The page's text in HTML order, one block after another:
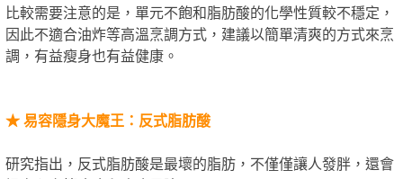
比較需要注意的是，單元不飽和脂肪酸的化學性質較不穩定，
因此不適合油炸等高溫烹調方式，建議以簡單清爽的方式來烹
調，有益瘦身也有益健康。
★易容隱身大魔王：反式脂肪酸
研究指出，反式脂肪酸是最壞的脂肪，不僅僅讓人發胖，還會